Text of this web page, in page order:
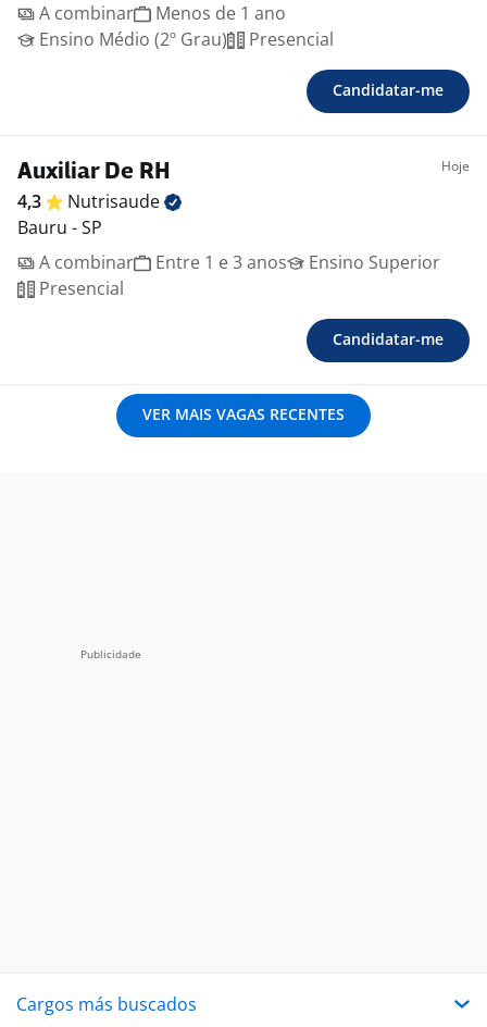
A combinar
Menos de 1 ano
Ensino Médio (2º Grau)
Presencial
Candidatar-me
Auxiliar De RH Hoje
4,3
Nutrisaude
Bauru - SP
A combinar
Entre 1 e 3 anos
Ensino Superior
Presencial
Candidatar-me
VER MAIS VAGAS RECENTES
Cargos más buscados